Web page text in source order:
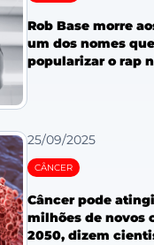
Rob Base morre
um dos nomes
popularizar o rap
25/09/2025
CÂNCER
Câncer pode
milhões de novos
2050, dizem